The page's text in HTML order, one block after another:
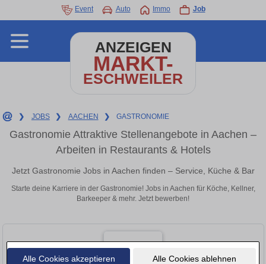
Alle Cookies akzeptieren Alle Cookies ablehnen
Event Auto Immo Job
ANZEIGEN
MARKT-
ESCHWEILER
❯ JOBS ❯ AACHEN ❯ GASTRONOMIE
Gastronomie Attraktive Stellenangebote in Aachen –
Arbeiten in Restaurants & Hotels
Jetzt Gastronomie Jobs in Aachen finden – Service, Küche & Bar
Starte deine Karriere in der Gastronomie! Jobs in Aachen für Köche, Kellner,
Barkeeper & mehr. Jetzt bewerben!